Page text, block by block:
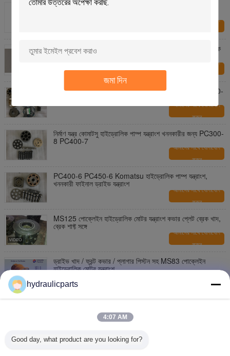
জমা দিন
পার্কার / ভলভো F12-110 হাইড্রোলিক পিস্টন পাম্প যন্ত্রাংশ, জলবাহী
আমাদের সাথে যোগাযোগ
PC160-7 PC160-7K কমাস্তু পাম্প যন্ত্রাংশ, কোমাটসু হাইড্রোলিক
যন্ত্রাংশ অনন্য পিস্টন লকিং
আমাদের সাথে যোগাযোগ
Komatsu খননকারী হাইড্রোলিক পাম্প যন্ত্রাংশ PC360-7 PC300-
আমাদের সাথে যোগাযোগ
করুন
নির্মাণ যন্ত্র কোমাটসু হাইড্রোলিক পাম্প যন্ত্রাংশ খননকারীর জন্য PC300-
8 PC400-7
আমাদের সাথে যোগাযোগ
করুন
PC400-6 PC450-6 Komatsu হাইড্রোলিক পাম্প যন্ত্রাংশ,
খননকারী ফাইনাল ড্রাইভ যন্ত্রাংশ
আমাদের সাথে যোগাযোগ
করুন
MS125 পোক্লেইন হাইড্রোলিক মোটর যন্ত্রাংশ কভার প্লেট ব্রেক খাদ,
ব্রেক শাফ্ট সঙ্গে
আমাদের সাথে যোগাযোগ
করুন
ড্রাইভ খাদ / ফ্রন্ট কভার / প্লাগার পিস্টন সহ MS83 পোক্লেইন
হাইড্রোলিক মোটর যন্ত্রাংশ
হাইড্রোলিক পাম্প মেরামতের কিট
বড় টর্কে পোক্লেইন হাইড্রোলিক মোটর যন্ত্রাংশ এমএস 25 সিলিন্ডার /
hydraulicparts
4:07 AM
Good day, what product are you looking for?